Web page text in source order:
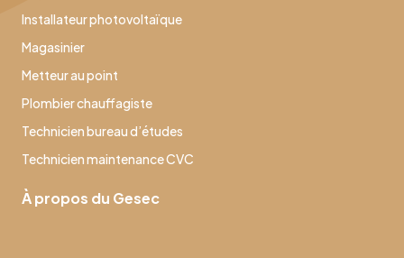
Installateur photovoltaïque
Magasinier
Metteur au point
Plombier chauffagiste
Technicien bureau d’études
Technicien maintenance CVC
À propos du Gesec